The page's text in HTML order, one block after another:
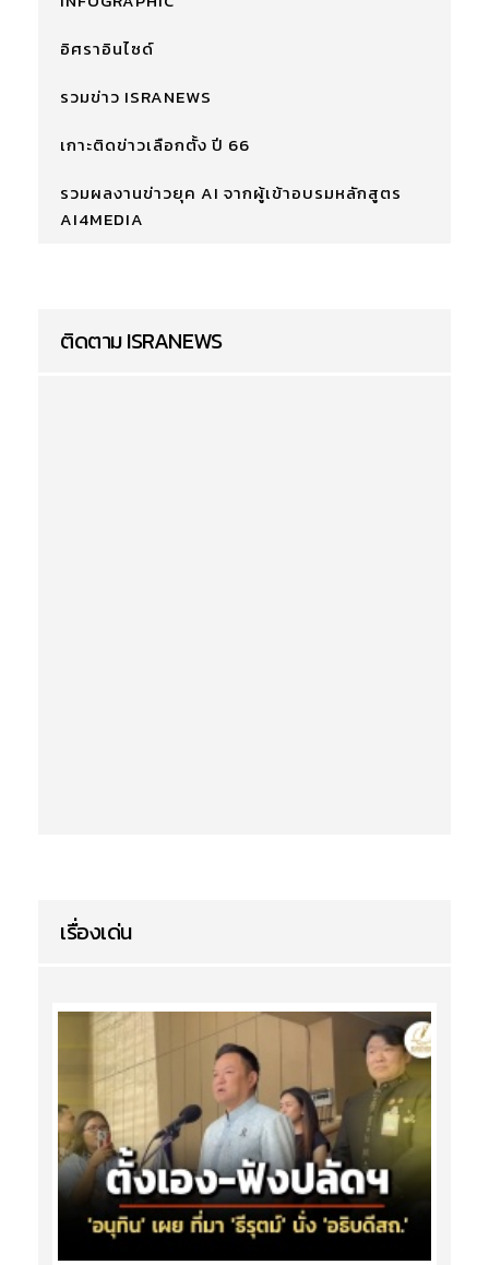
อิศราอินไซด์
รวมข่าว ISRANEWS
เกาะติดข่าวเลือกตั้ง ปี 66
รวมผลงานข่าวยุค AI จากผู้เข้าอบรมหลักสูตร
AI4MEDIA
ติดตาม ISRANEWS
เรื่องเด่น